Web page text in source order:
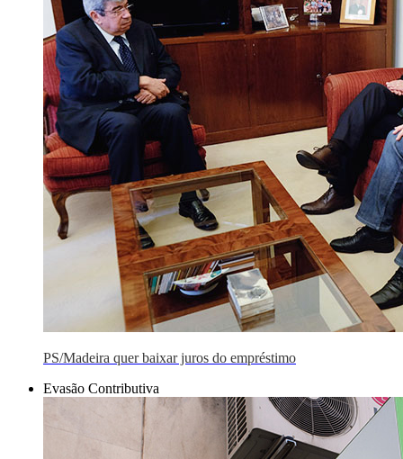
PS/Madeira quer baixar juros do empréstimo
Evasão Contributiva